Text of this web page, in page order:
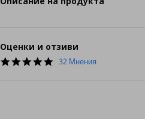
Оценки и отзиви
4.9
32 Мнения